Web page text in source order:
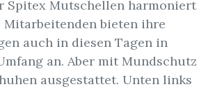
Spitex Mutschellen harmoniert
Mitarbeitenden bieten ihre
auch in diesen Tagen in
an. Aber mit Mundschutz
ausgestattet. Unten links